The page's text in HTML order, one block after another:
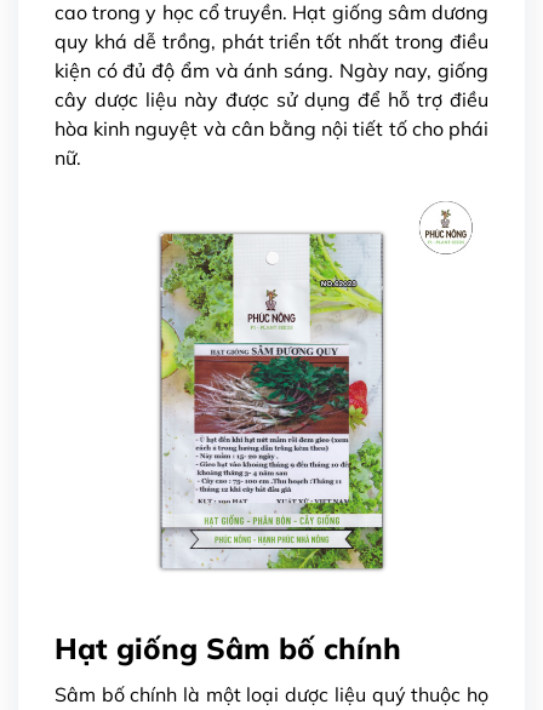
caotrong y học cổ truyền. Hạt giống sâm dương
quy khá dễ trồng, phát triển tốt nhất trong điều
kiện có đủ độ ẩm và ánh sáng. Ngày nay, giống
cây dược liệu này được sử dụng để hỗ trợ điều
hòa kinh nguyệt và cân bằng nội tiết tố cho phái
nữ.
Hạt giống Sâm bố chính
Sâm bố chính là một loại dược liệu quý thuộc họ